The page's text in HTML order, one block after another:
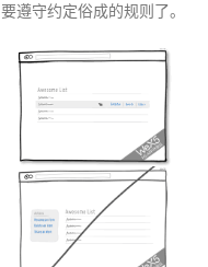
要遵守约定俗成的规则了。